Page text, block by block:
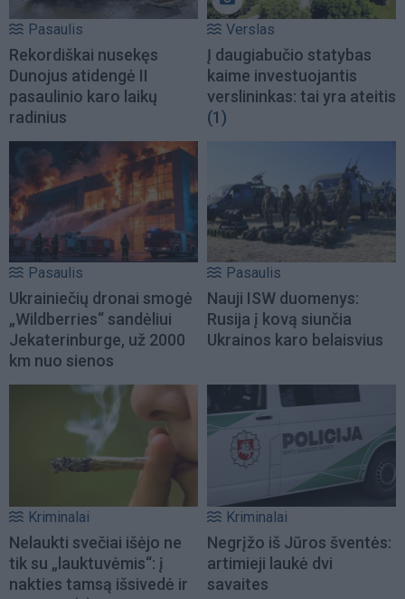
Pasaulis
Rekordiškai nusekęs
Dunojus atidengė II
pasaulinio karo laikų
radinius
Verslas
Į daugiabučio statybas
kaime investuojantis
verslininkas: tai yra ateitis
(1)
Pasaulis
Ukrainiečių dronai smogė
„Wildberries“ sandėliui
Jekaterinburge, už 2000
km nuo sienos
Pasaulis
Nauji ISW duomenys:
Rusija į kovą siunčia
Ukrainos karo belaisvius
Kriminalai
Nelaukti svečiai išėjo ne
tik su „lauktuvėmis“: į
nakties tamsą išsivedė ir
Kriminalai
Negrįžo iš Jūros šventės:
artimieji laukė dvi
savaites